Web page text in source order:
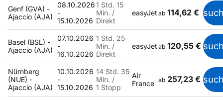
Genf (GVA) -
Ajaccio (AJA)
08.10.2026
-
15.10.2026
1 Std. 15
Min. /
Direkt
easyJet ab 114,62 €
Basel (BSL) -
Ajaccio (AJA)
07.10.2026
-
16.10.2026
1 Std. 25
Min. /
Direkt
easyJet ab 120,55 €
Nürnberg
(NUE) -
Ajaccio (AJA)
10.10.2026
-
15.10.2026
14 Std. 35
Min. /
1 Stopp
Air
France ab 257,23 €